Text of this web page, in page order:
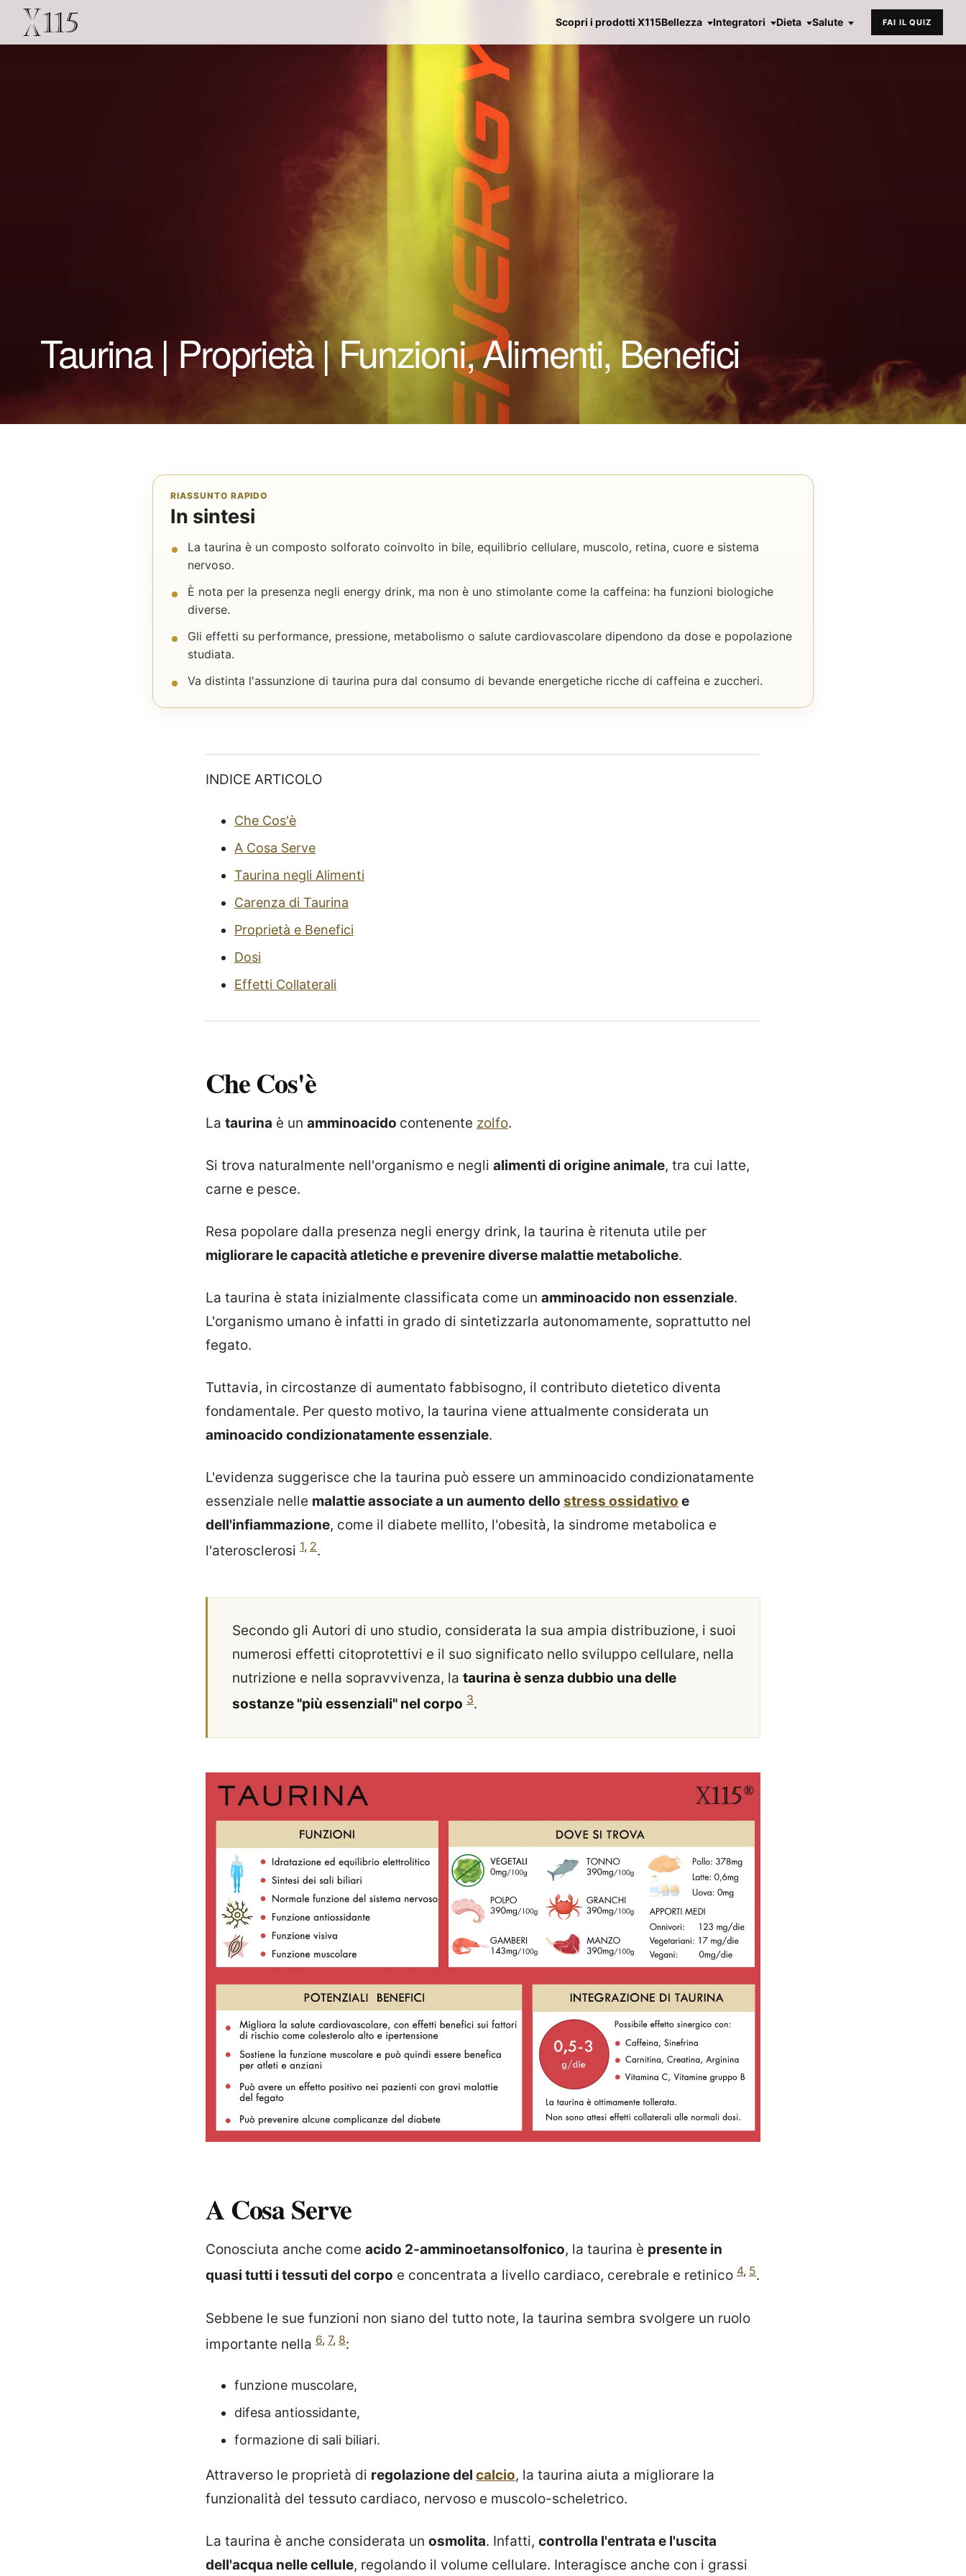
Scopri i prodotti X115Bellezza Integratori Dieta Salute FAI IL QUIZ
Taurina | Proprietà | Funzioni, Alimenti, Benefici
RIASSUNTO RAPIDO
In sintesi
La taurina è un composto solforato coinvolto in bile, equilibrio cellulare, muscolo, retina, cuore e sistema
nervoso.
È nota per la presenza negli energy drink, ma non è uno stimolante come la caffeina: ha funzioni biologiche
diverse.
Gli effetti su performance, pressione, metabolismo o salute cardiovascolare dipendono da dose e popolazione
studiata.
Va distinta l'assunzione di taurina pura dal consumo di bevande energetiche ricche di caffeina e zuccheri.
INDICE ARTICOLO
Che Cos'è
A Cosa Serve
Taurina negli Alimenti
Carenza di Taurina
Proprietà e Benefici
Dosi
Effetti Collaterali
Che Cos'è
La taurina è un amminoacido contenente zolfo.
Si trova naturalmente nell'organismo e negli alimenti di origine animale, tra cui latte,
carne e pesce.
Resa popolare dalla presenza negli energy drink, la taurina è ritenuta utile per
migliorare le capacità atletiche e prevenire diverse malattie metaboliche.
La taurina è stata inizialmente classificata come un amminoacido non essenziale.
L'organismo umano è infatti in grado di sintetizzarla autonomamente, soprattutto nel
fegato.
Tuttavia, in circostanze di aumentato fabbisogno, il contributo dietetico diventa
fondamentale. Per questo motivo, la taurina viene attualmente considerata un
aminoacido condizionatamente essenziale.
L'evidenza suggerisce che la taurina può essere un amminoacido condizionatamente
essenziale nelle malattie associate a un aumento dello stress ossidativo e
dell'infiammazione, come il diabete mellito, l'obesità, la sindrome metabolica e
l'aterosclerosi 1, 2.
Secondo gli Autori di uno studio, considerata la sua ampia distribuzione, i suoi
numerosi effetti citoprotettivi e il suo significato nello sviluppo cellulare, nella
nutrizione e nella sopravvivenza, la taurina è senza dubbio una delle
sostanze "più essenziali" nel corpo 3.
A Cosa Serve
Conosciuta anche come acido 2-amminoetansolfonico, la taurina è presente in
quasi tutti i tessuti del corpo e concentrata a livello cardiaco, cerebrale e retinico 4, 5.
Sebbene le sue funzioni non siano del tutto note, la taurina sembra svolgere un ruolo
importante nella 6, 7, 8:
funzione muscolare,
difesa antiossidante,
formazione di sali biliari.
Attraverso le proprietà di regolazione del calcio, la taurina aiuta a migliorare la
funzionalità del tessuto cardiaco, nervoso e muscolo-scheletrico.
La taurina è anche considerata un osmolita. Infatti, controlla l'entrata e l'uscita
dell'acqua nelle cellule, regolando il volume cellulare. Interagisce anche con i grassi